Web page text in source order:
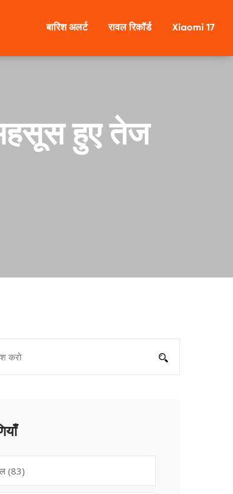
बारिश अलर्ट रावल रिकॉर्ड Xiaomi 17
हुए तेज
(83)